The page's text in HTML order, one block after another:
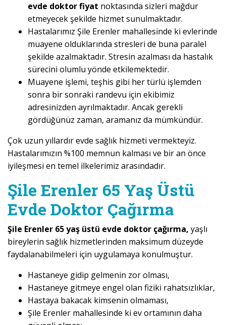
evde doktor fiyat noktasında sizleri mağdur
etmeyecek şekilde hizmet sunulmaktadır.
Hastalarımız Şile Erenler mahallesinde ki evlerinde
muayene olduklarında stresleri de buna paralel
şekilde azalmaktadır. Stresin azalması da hastalık
sürecini olumlu yönde etkilemektedir.
Muayene işlemi, teşhis gibi her türlü işlemden
sonra bir sonraki randevu için ekibimiz
adresinizden ayrılmaktadır. Ancak gerekli
gördüğünüz zaman, aramanız da mümkündür.
Çok uzun yıllardır evde sağlık hizmeti vermekteyiz.
Hastalarımızın %100 memnun kalması ve bir an önce
iyileşmesi en temel ilkelerimiz arasındadır.
Şile Erenler 65 Yaş Üstü
Evde Doktor Çağırma
Şile Erenler 65 yaş üstü evde doktor çağırma, yaşlı
bireylerin sağlık hizmetlerinden maksimum düzeyde
faydalanabilmeleri için uygulamaya konulmuştur.
Hastaneye gidip gelmenin zor olması,
Hastaneye gitmeye engel olan fiziki rahatsızlıklar,
Hastaya bakacak kimsenin olmaması,
Şile Erenler mahallesinde ki ev ortamının daha